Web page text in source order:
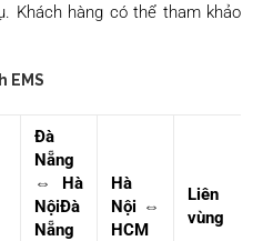
Khách hàng có thể tham khảo
EMS
Đà
Nẵng
⇔ Hà
NộiĐà
Nẵng
Hà
Nội ⇔
HCM
Liên
vùng